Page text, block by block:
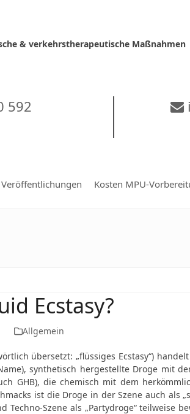
& verkehrstherapeutische Maßnahmen
592
Veröffentlichungen Kosten MPU-
Ecstasy?
Allgemein
übersetzt: „flüssiges Ecstasy“)
synthetisch hergestellte Droge mit
GHB), die chemisch mit dem
ist die Droge in der Szene auch als
Techno-Szene als „Partydroge“ teilweise